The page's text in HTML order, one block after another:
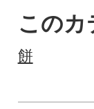
このカ
餅